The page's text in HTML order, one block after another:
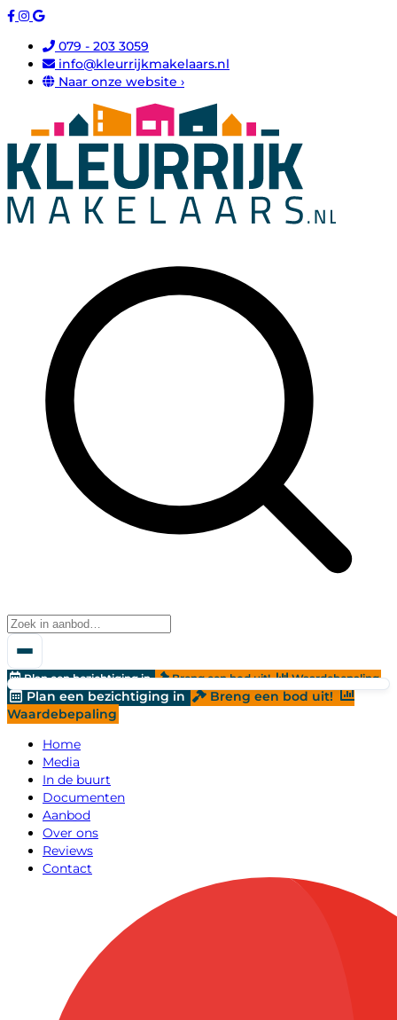
079 - 203 3059
info@kleurrijkmakelaars.nl
Naar onze website ›
Plan een bezichtiging in Breng een bod uit! Waardebepaling
Plan een bezichtiging in
Breng een bod uit!
Waardebepaling
Home
Media
In de buurt
Documenten
Aanbod
Over ons
Reviews
Contact